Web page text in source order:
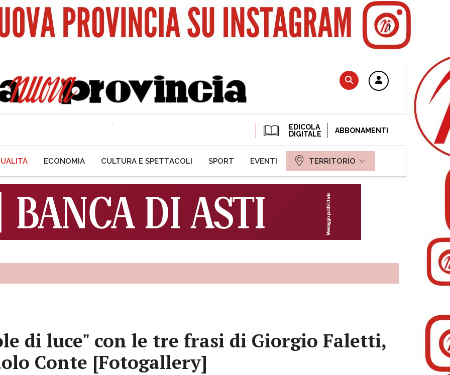
EDICOLA
DIGITALE
ABBONAMENTI
ECONOMIA CULTURA E SPETTACOLI SPORT EVENTI TERRITORIO
di luce" con le tre frasi di Giorgio Faletti,
Conte [Fotogallery]